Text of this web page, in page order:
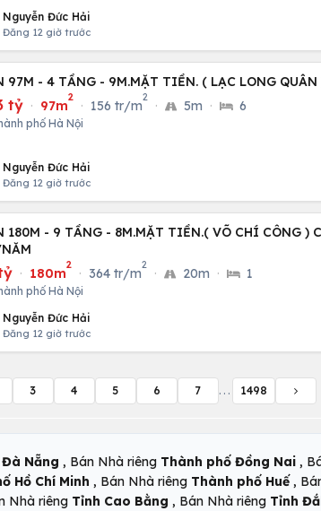
Nguyễn Đức Hải
Đăng 12 giờ trước
97M - 4 TẦNG - 9M.MẶT TIỀN. ( LẠC LONG QUÂN
tỷ · 97m
2
· 156 tr/m
2
· 5m · 6
phố Hà Nội
Nguyễn Đức Hải
Đăng 12 giờ trước
180M - 9 TẦNG - 8M.MẶT TIỀN.( VÕ CHÍ CÔNG )
· 180m
2
· 364 tr/m
2
· 20m · 1
phố Hà Nội
Nguyễn Đức Hải
Đăng 12 giờ trước
3 4 5 6 7 ... 1498
Nẵng , Bán Nhà riêng Thành phố Đồng Nai ,
Hồ Chí Minh , Bán Nhà riêng Thành phố Huế ,
Nhà riêng Tỉnh Cao Bằng , Bán Nhà riêng Tỉnh